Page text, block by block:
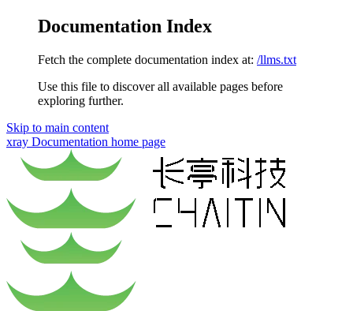
Documentation Index
Fetch the complete documentation index at: /llms.txt
Use this file to discover all available pages before
exploring further.
Skip to main content
xray Documentation home page